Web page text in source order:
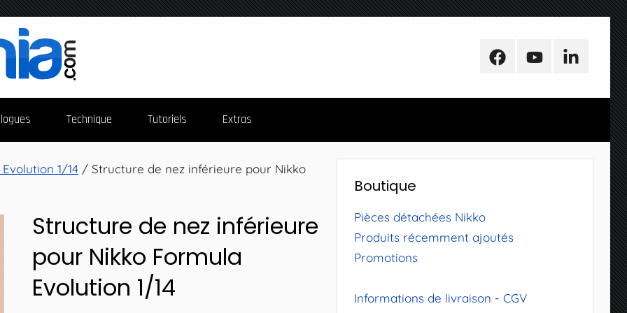
FacebookYoutubeLinkedIn
Technique Tutoriels Extras
1/14 / Structure de nez inférieure pour Nikko
Structure de nez inférieure
pour Nikko Formula
Evolution 1/14
Boutique
Pièces détachées Nikko
Produits récemment ajoutés
Promotions
Informations de livraison - CGV